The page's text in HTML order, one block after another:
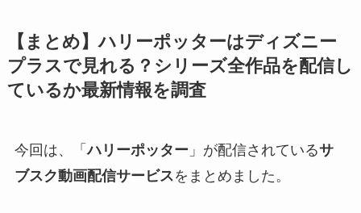
【まとめ】ハリーポッターはディズニー
プラスで見れる？シリーズ全作品を配信し
ているか最新情報を調査
今回は、「ハリーポッター 」が配信されているサ
ブスク動画配信サービスをまとめました。